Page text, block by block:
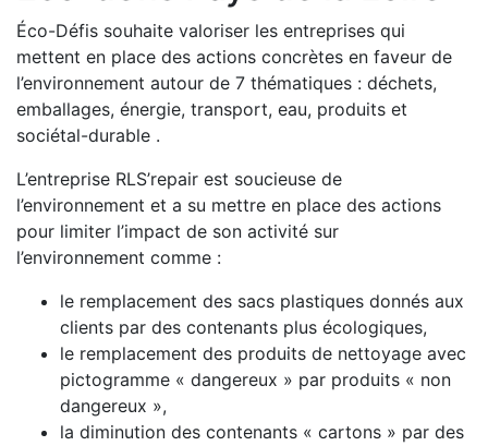
Éco-Défis souhaite valoriser les entreprises qui
mettent en place des actions concrètes en faveur de
l’environnement autour de 7 thématiques : déchets,
emballages, énergie, transport, eau, produits et
sociétal-durable .
L’entreprise RLS’repair est soucieuse de
l’environnement et a su mettre en place des actions
pour limiter l’impact de son activité sur
l’environnement comme :
le remplacement des sacs plastiques donnés aux
clients par des contenants plus écologiques,
le remplacement des produits de nettoyage avec
pictogramme « dangereux » par produits « non
dangereux »,
la diminution des contenants « cartons » par des